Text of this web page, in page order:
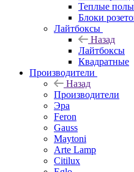
Теплые полы
Блоки
Лайтбоксы
Назад
Лайтбоксы
Квадратные
Производители
Назад
Производители
Эра
Feron
Gauss
Maytoni
Arte Lamp
Citilux